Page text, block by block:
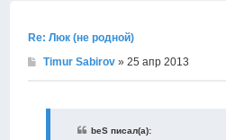
Re: Люк (не родной)
Timur Sabirov » 25 апр 2013
beS писал(а):